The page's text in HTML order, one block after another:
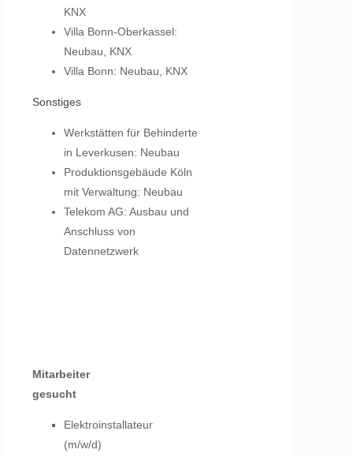
KNX
Villa Bonn-Oberkassel:
Neubau, KNX
Villa Bonn: Neubau, KNX
Sonstiges
Werkstätten für Behinderte
in Leverkusen: Neubau
Produktionsgebäude Köln
mit Verwaltung: Neubau
Telekom AG: Ausbau und
Anschluss von
Datennetzwerk
Mitarbeiter
gesucht
Elektroinstallateur
(m/w/d)